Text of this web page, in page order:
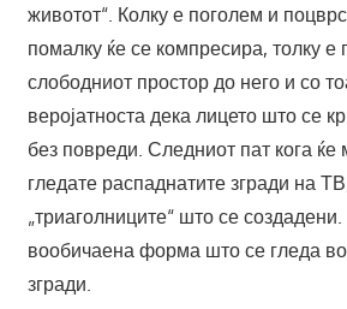
животот“. Колку е поголем и
помалку ќе се компресира, толку е
слободниот простор до него и со
веројатноста дека лицето што се
без повреди. Следниот пат кога ќе
гледате распаднатите згради на
„триаголниците“ што се
вообичаена форма што се гледа
згради.